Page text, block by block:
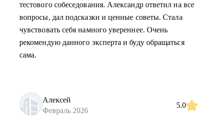
тестового собеседования. Александр ответил на все
вопросы, дал подсказки и ценные советы. Стала
чувствовать себя намного увереннее. Очень
рекомендую данного эксперта и буду обращаться
сама.
Алексей
Февраль 2026
5.0